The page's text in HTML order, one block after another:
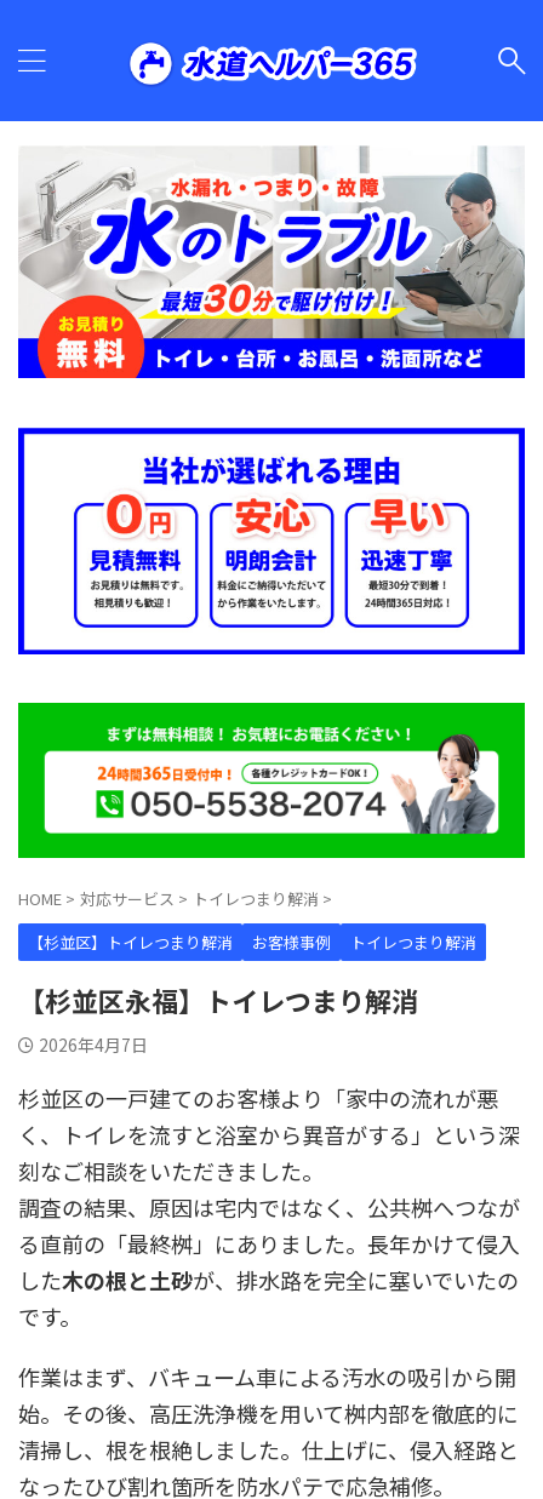
HOME > 対応サービス > トイレつまり解消 >
【杉並区】トイレつまり解消
お客様事例 トイレつまり解消
【杉並区永福】トイレつまり解消
2026年4月7日
杉並区の一戸建てのお客様より「家中の流れが悪
く、トイレを流すと浴室から異音がする」という深
刻なご相談をいただきました。
調査の結果、原因は宅内ではなく、公共桝へつなが
る直前の「最終桝」にありました。長年かけて侵入
した木の根と土砂が、排水路を完全に塞いでいたの
です。
作業はまず、バキューム車による汚水の吸引から開
始。その後、高圧洗浄機を用いて桝内部を徹底的に
清掃し、根を根絶しました。仕上げに、侵入経路と
なったひび割れ箇所を防水パテで応急補修。